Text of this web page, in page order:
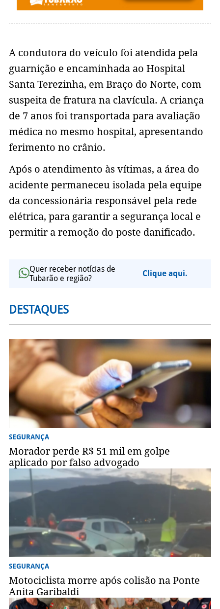
A condutora do veículo foi atendida pela
guarnição e encaminhada ao Hospital
Santa Terezinha, em Braço do Norte, com
suspeita de fratura na clavícula. A criança
de 7 anos foi transportada para avaliação
médica no mesmo hospital, apresentando
ferimento no crânio.
Após o atendimento às vítimas, a área do
acidente permaneceu isolada pela equipe
da concessionária responsável pela rede
elétrica, para garantir a segurança local e
permitir a remoção do poste danificado.
Quer receber notícias de
Tubarão e região?
Clique aqui.
DESTAQUES
SEGURANÇA
Morador perde R$ 51 mil em golpe
aplicado por falso advogado
SEGURANÇA
Motociclista morre após colisão na Ponte
Anita Garibaldi